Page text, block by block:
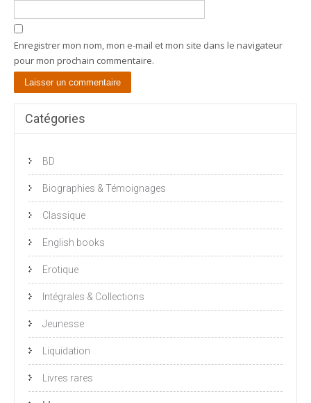
Enregistrer mon nom, mon e-mail et mon site dans le navigateur
pour mon prochain commentaire.
Catégories
BD
Biographies & Témoignages
Classique
English books
Erotique
Intégrales & Collections
Jeunesse
Liquidation
Livres rares